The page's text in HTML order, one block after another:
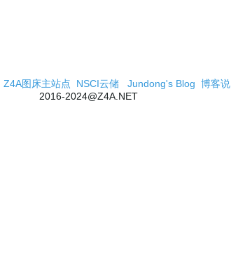
Z4A图床主站点 NSCI云储 Jundong's Blog 博客说
2016-2024@Z4A.NET